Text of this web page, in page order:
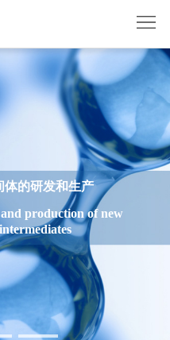
体的研发和生产
production of new